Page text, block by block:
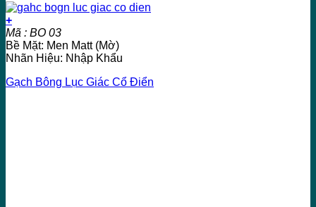
+
Mã : BO 03
Bề Mặt: Men Matt (Mờ)
Nhãn Hiệu: Nhập Khẩu
Gạch Bông Lục Giác Cổ Điển